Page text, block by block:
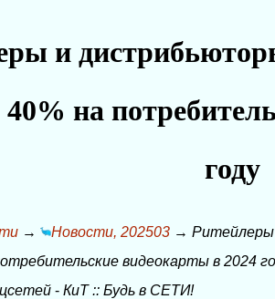
и
40% на
году
→ Новости, 202503 →Ритейлеры
видеокарты в 2024
-КиТ::Будь в СЕТИ!